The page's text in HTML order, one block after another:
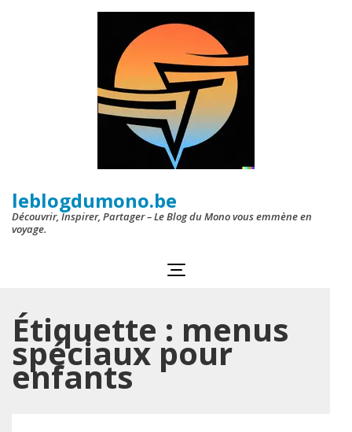
leblogdumono.be
Découvrir, Inspirer, Partager – Le Blog du Mono vous emmène en
voyage.
Étiquette : menus
spéciaux pour
enfants